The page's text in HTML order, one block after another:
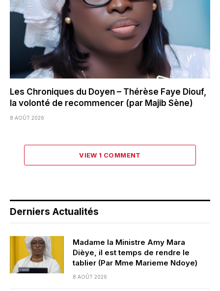
Les Chroniques du Doyen – Thérèse Faye Diouf,
la volonté de recommencer (par Majib Sène)
8 AOÛT 2026
VIEW 1 COMMENT
Derniers Actualités
Madame la Ministre Amy Mara
Dièye, il est temps de rendre le
tablier (Par Mme Marieme Ndoye)
8 AOÛT 2026